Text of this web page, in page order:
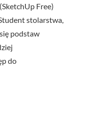
Free)
stolarstwa,
podstaw
do